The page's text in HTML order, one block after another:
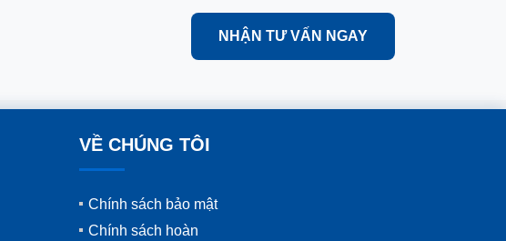
NHẬN TƯ VẤN NGAY
VỀ CHÚNG TÔI
Chính sách bảo mật
Chính sách hoàn